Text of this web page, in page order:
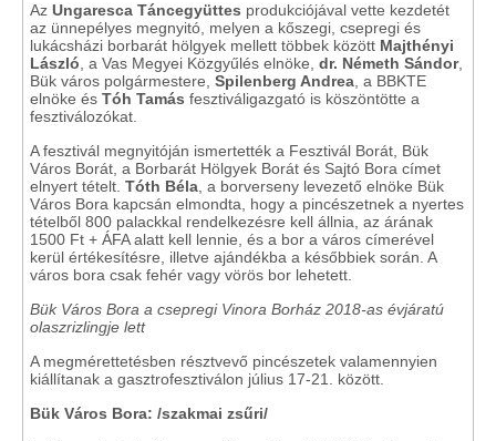
Az Ungaresca Táncegyüttes produkciójával vette kezdetét
az ünnepélyes megnyitó, melyen a kőszegi, csepregi és
lukácsházi borbarát hölgyek mellett többek között Majthényi
László , a Vas Megyei Közgyűlés elnöke, dr. Németh Sándor,
Bük város polgármestere, Spilenberg Andrea , a BBKTE
elnöke és Tóh Tamás fesztiváligazgató is köszöntötte a
fesztiválozókat.
A fesztivál megnyitóján ismertették a Fesztivál Borát, Bük
Város Borát, a Borbarát Hölgyek Borát és Sajtó Bora címet
elnyert tételt. Tóth Béla , a borverseny levezető elnöke Bük
Város Bora kapcsán elmondta, hogy a pincészetnek a nyertes
tételből 800 palackkal rendelkezésre kell állnia, az árának
1500 Ft + ÁFA alatt kell lennie, és a bor a város címerével
kerül értékesítésre, illetve ajándékba a későbbiek során. A
város bora csak fehér vagy vörös bor lehetett.
Bük Város Bora a csepregi Vinora Borház 2018-as évjáratú
olaszrizlingje lett
A megmérettetésben résztvevő pincészetek valamennyien
kiállítanak a gasztrofesztiválon július 17-21. között.
Bük Város Bora: /szakmai zsűri/